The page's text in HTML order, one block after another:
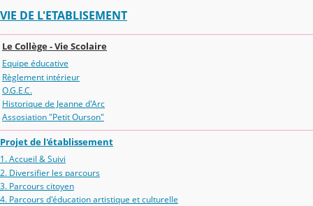
VIE DE L'ETABLISEMENT
Le Collège - Vie Scolaire
Equipe éducative
Règlement intérieur
O.G.E.C.
Historique de Jeanne d'Arc
Assosiation "Petit Ourson"
Projet de l'établissement
1. Accueil & Suivi
2. Diversifier les parcours
3. Parcours citoyen
4. Parcours d'éducation artistique et culturelle